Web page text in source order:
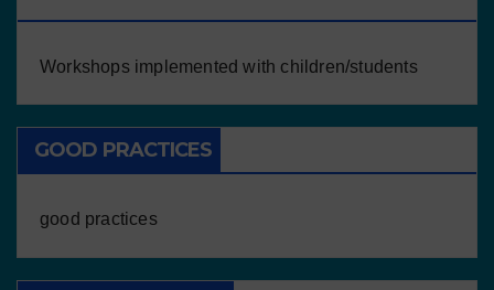
Workshops implemented with children/students
GOOD PRACTICES
good practices